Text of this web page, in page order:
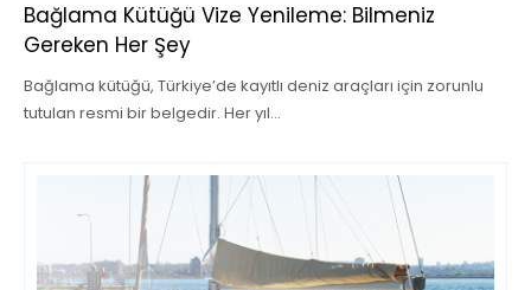
Bağlama Kütüğü Vize Yenileme: Bilmeniz
Gereken Her Şey
Bağlama kütüğü, Türkiye’de kayıtlı deniz araçları için zorunlu
tutulan resmi bir belgedir. Her yıl…